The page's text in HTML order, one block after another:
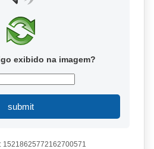
exibido na imagem?
submit
15218625772162700571